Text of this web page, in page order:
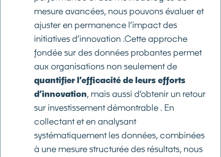
mesure avancées, nous pouvons évaluer et
ajuster en permanence l’impact des
initiatives d’innovation .Cette approche
fondée sur des données probantes permet
aux organisations non seulement de
quantifier l’efficacité de leurs efforts
d’innovation, mais aussi d’obtenir un retour
sur investissement démontrable . En
collectant et en analysant
systématiquement les données, combinées
à une mesure structurée des résultats, nous